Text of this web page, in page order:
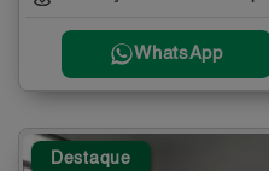
WhatsApp
Destaque